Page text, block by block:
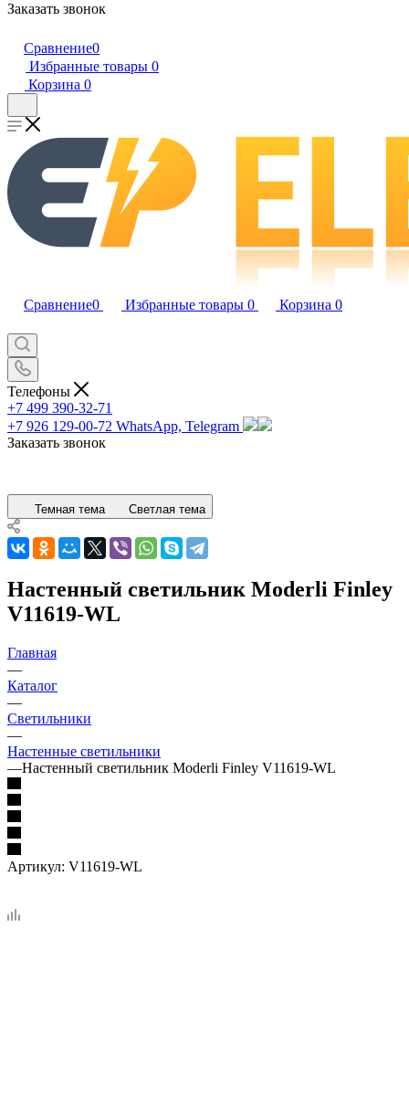
Заказать звонок
Сравнение0
Избранные товары 0
Корзина 0
Сравнение0 Избранные товары 0 Корзина 0
Телефоны
+7 499 390-32-71
+7 926 129-00-72 WhatsApp, Telegram
Заказать звонок
Темная тема Светлая тема
Настенный светильник Moderli Finley
V11619-WL
Главная
—
Каталог
—
Светильники
—
Настенные светильники
—Настенный светильник Moderli Finley V11619-WL
Артикул: V11619-WL